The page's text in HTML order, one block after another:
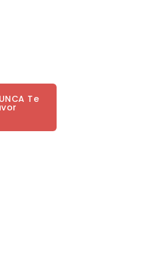
Te